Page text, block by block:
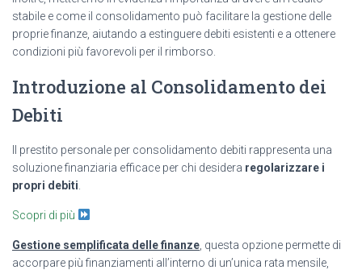
stabile e come il consolidamento può facilitare la gestione delle
proprie finanze, aiutando a estinguere debiti esistenti e a ottenere
condizioni più favorevoli per il rimborso.
Introduzione al Consolidamento dei
Debiti
Il prestito personale per consolidamento debiti rappresenta una
soluzione finanziaria efficace per chi desidera regolarizzare i
propri debiti
Scopri di più
Gestione semplificata delle finanze , questa opzione permette di
accorpare più finanziamenti all’interno di un’unica rata mensile,